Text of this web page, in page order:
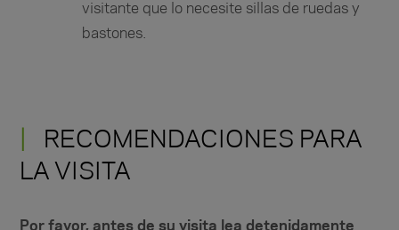
visitante que lo necesite sillas de ruedas y
bastones.
RECOMENDACIONES PARA
LA VISITA
Por favor, antes de su visita lea detenidamente